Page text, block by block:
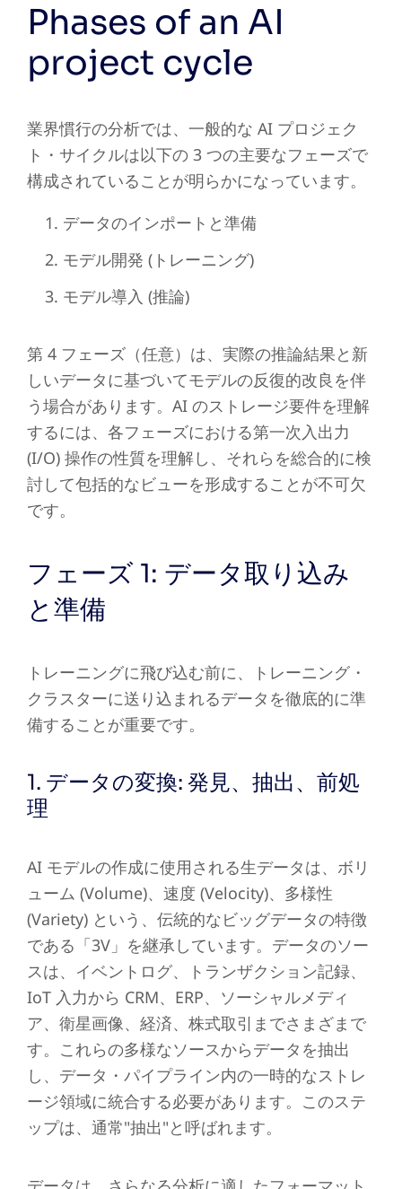
Phases of an AI
project cycle
業界慣行の分析では、一般的な AI プロジェク
ト・サイクルは以下の 3 つの主要なフェーズで
構成されていることが明らかになっています。
データのインポートと準備
モデル開発 (トレーニング)
モデル導入 (推論)
第 4 フェーズ（任意）は、実際の推論結果と新
しいデータに基づいてモデルの反復的改良を伴
う場合があります。AI のストレージ要件を理解
するには、各フェーズにおける第一次入出力
(I/O) 操作の性質を理解し、それらを総合的に検
討して包括的なビューを形成することが不可欠
です。
フェーズ 1: データ取り込み
と準備
トレーニングに飛び込む前に、トレーニング・
クラスターに送り込まれるデータを徹底的に準
備することが重要です。
1. データの変換: 発見、抽出、前処
理
AI モデルの作成に使用される生データは、ボリ
ューム (Volume)、速度 (Velocity)、多様性
(Variety) という、伝統的なビッグデータの特徴
である「3V」を継承しています。データのソー
スは、イベントログ、トランザクション記録、
IoT 入力から CRM、ERP、ソーシャルメディ
ア、衛星画像、経済、株式取引までさまざまで
す。これらの多様なソースからデータを抽出
し、データ・パイプライン内の一時的なストレ
ージ領域に統合する必要があります。このステ
ップは、通常"抽出"と呼ばれます。